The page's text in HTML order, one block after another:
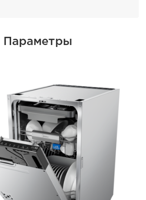
Параметры